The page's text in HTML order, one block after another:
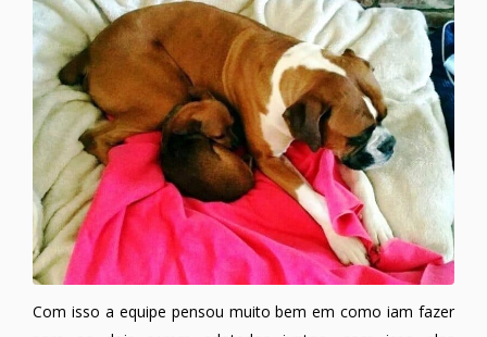
Com isso a equipe pensou muito bem em como iam fazer